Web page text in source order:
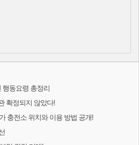
행동요령 총정리
확정되지 않았다!
충전소 위치와 이용 방법 공개!